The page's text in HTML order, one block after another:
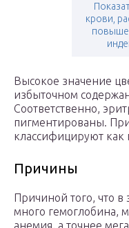
крови,
Высокое значение
избыточном
Соответственно,
пигментированы.
классифицируют
Причины
Причиной того, что в
много гемоглобина,
анемия, а точнее